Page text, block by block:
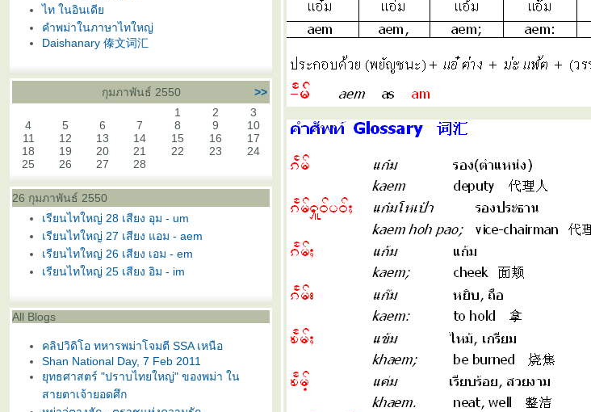
ไท ในอินเดี
คำพม่าในภาษาไทใหญ่
Daishanary 傣文词汇
กุมภาพันธ์ 2550
>>
1
2
3
4
5 6 7 8 9
10
11
12 13 14 15 16
17
18
19 20 21 22 23
24
25
26 27 28
26 กุมภาพันธ์ 2550
เรียนไทใหญ่ 28 เสียง อุม - um
เรียนไทใหญ่ 27 เสียง แอม - aem
เรียนไทใหญ่ 26 เสียง เอม - em
เรียนไทใหญ่ 25 เสียง อิม - im
All Blogs
คลิปวิดิโอ ทหารพม่าโจมตี SSA เหนือ
Shan National Day, 7 Feb 2011
ุทธศาสตร์ "ปราบไทยใหญ่" ของพม่า ใน
สายตาเจ้ายอดศึก